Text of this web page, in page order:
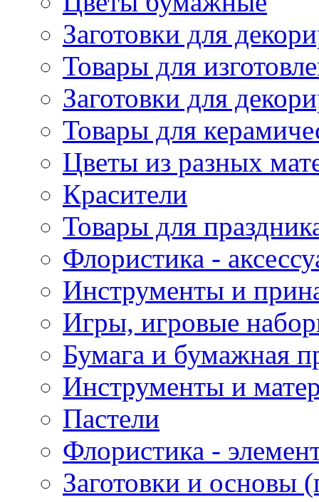
Заготовки для
Товары для
Заготовки для
Товары для
Цветы из разных
Красители
Товары для
Флористика -
Инструменты и
Игры, игровые
Бумага и бумажная
Инструменты и
Пастели
Флористика -
Заготовки и основы